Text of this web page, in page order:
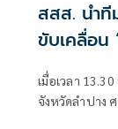
สสส. นำ
ขับเคลื่อน
ด้านสิ่งแ
แม่น้ำวัง
เมื่อเวลา
จังหวัดลำปาง